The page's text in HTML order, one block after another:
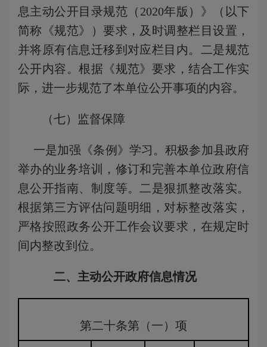
息主动公开目录规范（2020年版）》（以下
简称《规范》）要求，及时调整栏目设置，
并将原有信息迁移到对应栏目内。二是规范
公开内容。根据《规范》要求，结合工作实
际，进一步规范了本单位公开事项的内容。
（七）监督保障
一是加强《条例》学习。积极参加县政府
举办的业务培训，修订和完善本单位政府信
息公开指南、制度等。二是狠抓整改落实。
根据第三方评估问题明细，对标整改落实，
严格按照政务公开工作会议要求，在规定时
间内整改到位。
二、主动公开政府信息情况
第二十条第（一）项